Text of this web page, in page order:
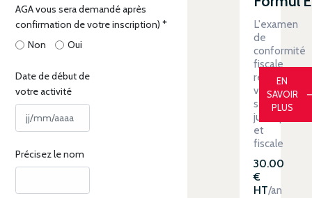
AGA vous sera demandé après
confirmation de votre inscription) *
Non
Oui
Date de début de
votre activité
Précisez le nom
L'examen
de
conformité
fiscale
renforce
votre
sécurité
juridique
et
fiscale
30.00
€
HT/an
EN
SAVOIR
PLUS